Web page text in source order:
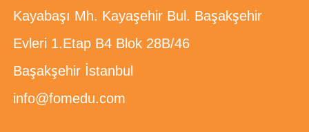
Kayabaşı Mh. Kayaşehir Bul. Başakşehir
Evleri 1.Etap B4 Blok 28B/46
Başakşehir İstanbul
info@fomedu.com